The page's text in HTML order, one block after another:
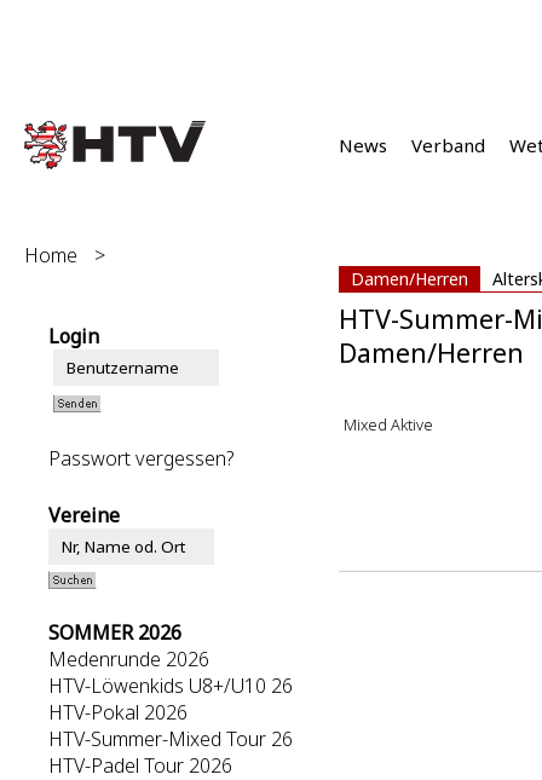
News Verband
Damen/Herren
Home >
Login
Passwort vergessen?
Vereine
SOMMER 2026
Medenrunde 2026
HTV-Löwenkids U8+/U10 26
HTV-Pokal 2026
HTV-Summer-Mixed Tour 26
HTV-Padel Tour 2026
HTV-Summer-
Damen/Herren
Mixed Aktive